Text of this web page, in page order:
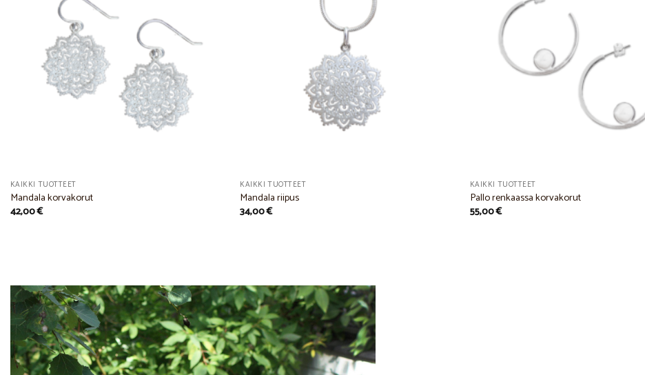
KAIKKI TUOTTEET
Mandala korvakorut
42,00€
KAIKKI TUOTTEET
Mandala riipus
34,00€
KAIKKI TUOTTEET
Pallo renkaassa korvakorut
55,00€